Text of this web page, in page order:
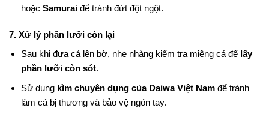
hoặc Samuraiđể tránh đứt đột ngột.
7. Xử lý phần lưỡi còn lại
Sau khi đưa cá lên bờ, nhẹ nhàng kiểm tra miệng cá để lấy
phần lưỡi còn sót.
Sử dụng kìm chuyên dụng của Daiwa Việt Namđể tránh
làm cá bị thương và bảo vệ ngón tay.